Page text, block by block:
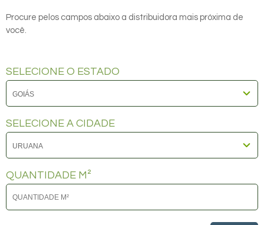
Procure pelos campos abaixo a distribuidora mais próxima de
você.
SELECIONE O ESTADO
SELECIONE A CIDADE
QUANTIDADE M²